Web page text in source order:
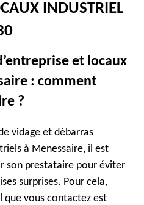
INDUSTRIEL
et locaux
: comment
?
vidage et débarras
à Menessaire, il est
son prestataire pour éviter
surprises. Pour cela,
que vous contactez est